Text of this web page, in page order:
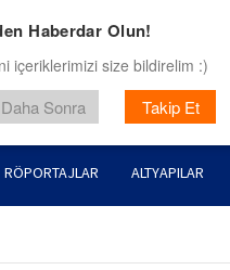
RÖPORTAJLAR ALTYAPILAR
Haberdar Olun!
içeriklerimizi size bildirelim :)
Daha Sonra Takip Et